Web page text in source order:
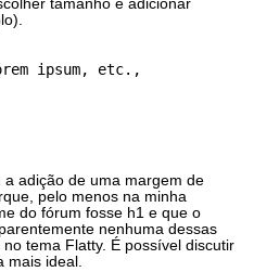
tamanho e adicionar
ipsum, etc.,
adição de uma margem de
pelo menos na minha
do fórum fosse h1 e que o
nenhuma dessas
tema Flatty. É possível discutir
mais ideal.